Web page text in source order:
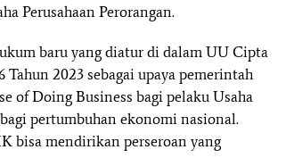
Perusahaan Perorangan.
baru yang diatur di dalam UU Cipta
2023 sebagai upaya pemerintah
of Doing Business bagi pelaku Usaha
pertumbuhan ekonomi nasional.
bisa mendirikan perseroan yang